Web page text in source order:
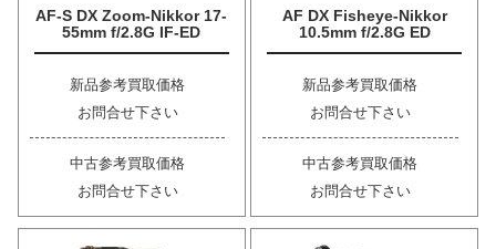
AF-S DX Zoom-Nikkor 17-
55mm f/2.8G IF-ED
新品参考買取価格
お問合せ下さい
中古参考買取価格
お問合せ下さい
AF DX Fisheye-Nikkor
10.5mm f/2.8G ED
新品参考買取価格
お問合せ下さい
中古参考買取価格
お問合せ下さい